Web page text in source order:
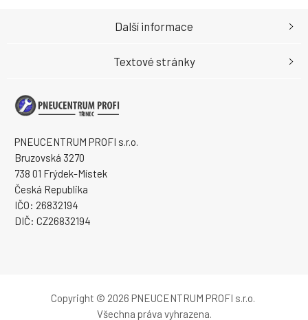
PNEUCENTRUM PROFI s.r.o.
Bruzovská 3270
738 01 Frýdek-Místek
Česká Republika
IČO: 26832194
DIČ: CZ26832194
Další informace
Textové stránky
Copyright © 2026 PNEUCENTRUM PROFI s.r.o.
Všechna práva vyhrazena.